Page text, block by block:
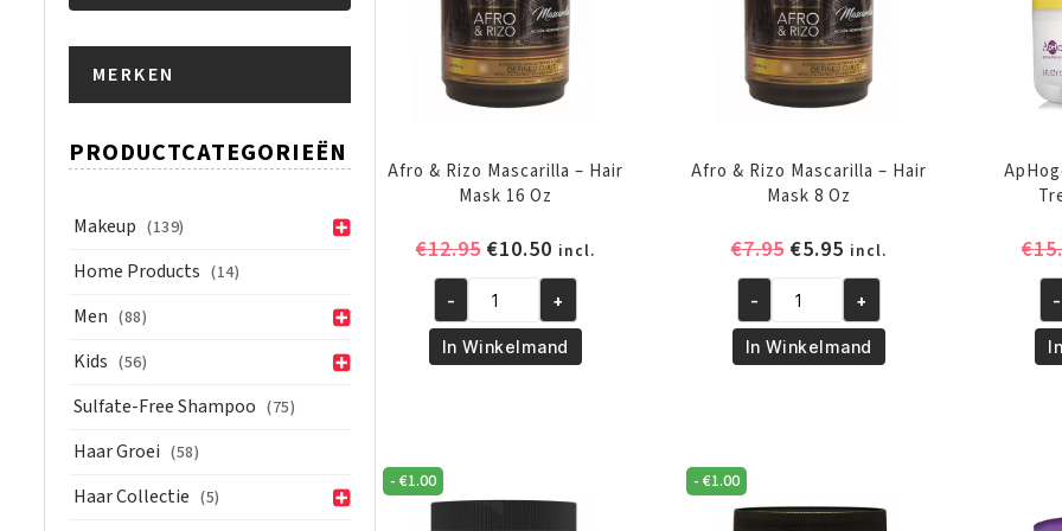
MERKEN
PRODUCTCATEGORIEËN
Makeup (139)
Home Products (14)
Men (88)
Kids (56)
Sulfate-Free Shampoo (75)
Haar Groei (58)
Haar Collectie (5)
Afro & Rizo Mascarilla – Hair
Mask 16 Oz
€12.95 Oorspronkelijke
was:
€12.95.
€10.50Huidige
prijs
is:
€10.50.
incl.
Afro
&
Rizo
Mask
16
- +
In Winkelmand
Afro & Rizo Mascarilla – Hair
Mask 8 Oz
€7.95 Oorspronkelijke
was:
€7.95.
€5.95Huidige
prijs
is:
€5.95.
incl.
Afro
&
Rizo
Mask
8
- +
In Winkelmand
€
-
- €1.00 - €1.00